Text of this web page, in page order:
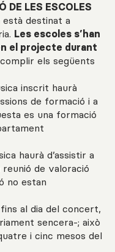
DE LES ESCOLES
està destinat a
Les escoles s’han
el projecte durant
els següents
inscrit haurà
‎de formació i a
es una formació
haurà d’assistir a
‎de valoració
no estan
al dia del concert,
sencera-; això
i cinc mesos del